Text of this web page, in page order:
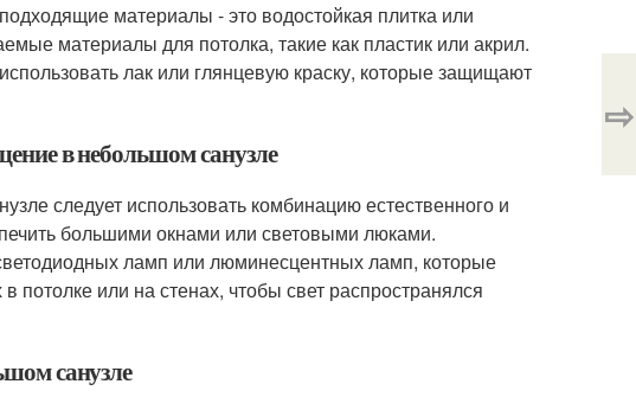
материалы - это водостойкая плитка или
материалы для потолка, такие как пластик или акрил.
лак или глянцевую краску, которые защищают
в небольшом санузле
следует использовать комбинацию естественного и
большими окнами или световыми люками.
ламп или люминесцентных ламп, которые
потолке или на стенах, чтобы свет распространялся
санузле
⇨